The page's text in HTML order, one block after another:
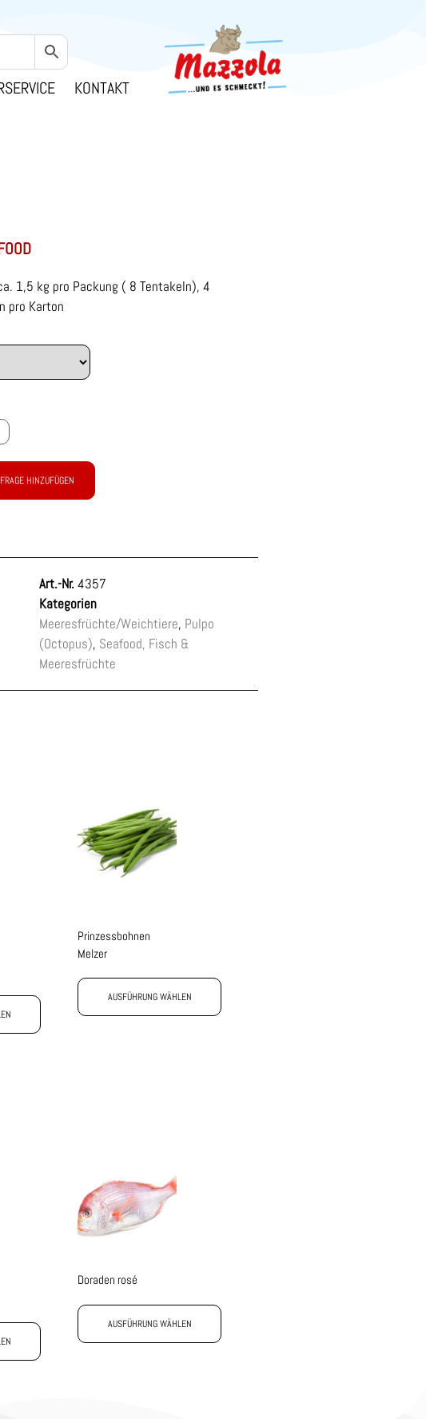
KONTAKT
1,5 kg pro Packung ( 8 Tentakeln), 4
pro Karton
HINZUFÜGEN
Art.-Nr.4357
Kategorien
Meeresfrüchte/Weichtiere, Pulpo
(Octopus), Seafood, Fisch &
Meeresfrüchte
Prinzessbohnen
Melzer
AUSFÜHRUNG WÄHLEN
Doraden rosé
AUSFÜHRUNG WÄHLEN